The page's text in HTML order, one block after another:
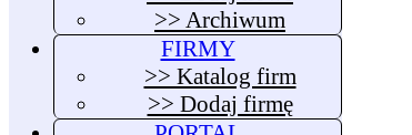
>> Archiwum
FIRMY
>> Katalog firm
>> Dodaj firmę